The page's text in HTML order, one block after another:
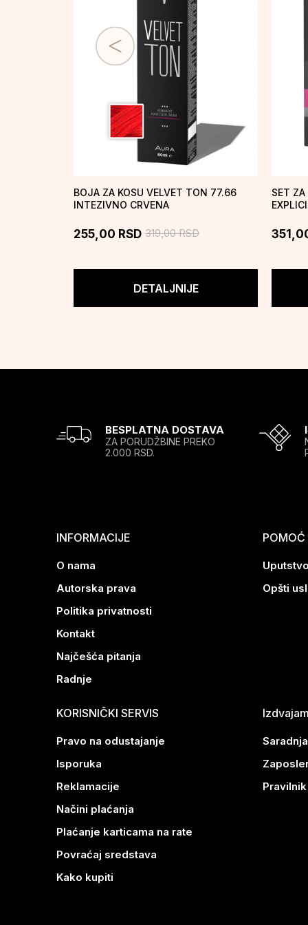
BOJA ZA KOSU VELVET TON 77.66
INTEZIVNO CRVENA
DETALJNIJE
255,00 RSD 319,00RSD
SET
BESPLATNA DOSTAVA
ZA PORUDŽBINE PREKO
2.000 RSD.
INFORMACIJE
O nama
Autorska prava
Politika privatnosti
Kontakt
Najčešća pitanja
Radnje
POMOĆ
Opšti
KORISNIČKI SERVIS
Pravo na odustajanje
Isporuka
Reklamacije
Načini plaćanja
Plaćanje karticama na rate
Povraćaj sredstava
Kako kupiti
Saradnja